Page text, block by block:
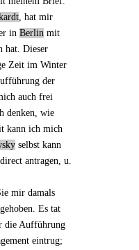
, hat mir
er inBerlin mit
hat. Dieser
Zeit im Winter
der
auch frei
denken, wie
kann ich mich
selbst kann
antragen, u.
mir damals
Es tat
die Aufführung
eintrug;